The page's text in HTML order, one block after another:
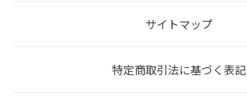
サイトマップ
特定商取引法に基づく表記